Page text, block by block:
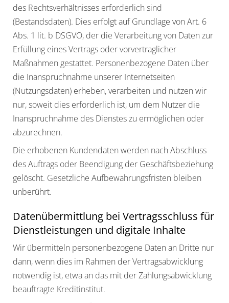
des Rechtsverhältnisses erforderlich sind
(Bestandsdaten). Dies erfolgt auf Grundlage von Art. 6
Abs. 1 lit. b DSGVO, der die Verarbeitung von Daten zur
Erfüllung eines Vertrags oder vorvertraglicher
Maßnahmen gestattet. Personenbezogene Daten über
die Inanspruchnahme unserer Internetseiten
(Nutzungsdaten) erheben, verarbeiten und nutzen wir
nur, soweit dies erforderlich ist, um dem Nutzer die
Inanspruchnahme des Dienstes zu ermöglichen oder
abzurechnen.
Die erhobenen Kundendaten werden nach Abschluss
des Auftrags oder Beendigung der Geschäftsbeziehung
gelöscht. Gesetzliche Aufbewahrungsfristen bleiben
unberührt.
Datenübermittlung bei Vertragsschluss für
Dienstleistungen und digitale Inhalte
Wir übermitteln personenbezogene Daten an Dritte nur
dann, wenn dies im Rahmen der Vertragsabwicklung
notwendig ist, etwa an das mit der Zahlungsabwicklung
beauftragte Kreditinstitut.